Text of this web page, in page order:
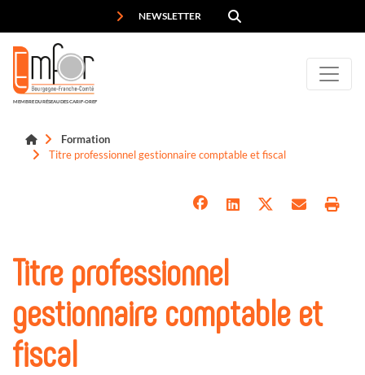
NEWSLETTER
MEMBRE DU RÉSEAU DES CARIF-OREF
Formation
Titre professionnel gestionnaire comptable et fiscal
Titre professionnel
gestionnaire comptable et
fiscal
Panneau de gestion des cookies